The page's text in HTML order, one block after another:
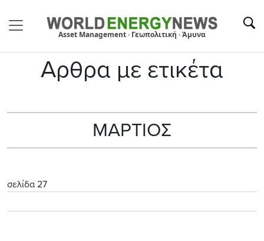
Asset Management · Γεωπολιτική · Άμυνα
Αρθρα με ετικέτα
ΜΑΡΤΙΟΣ
σελίδα 27